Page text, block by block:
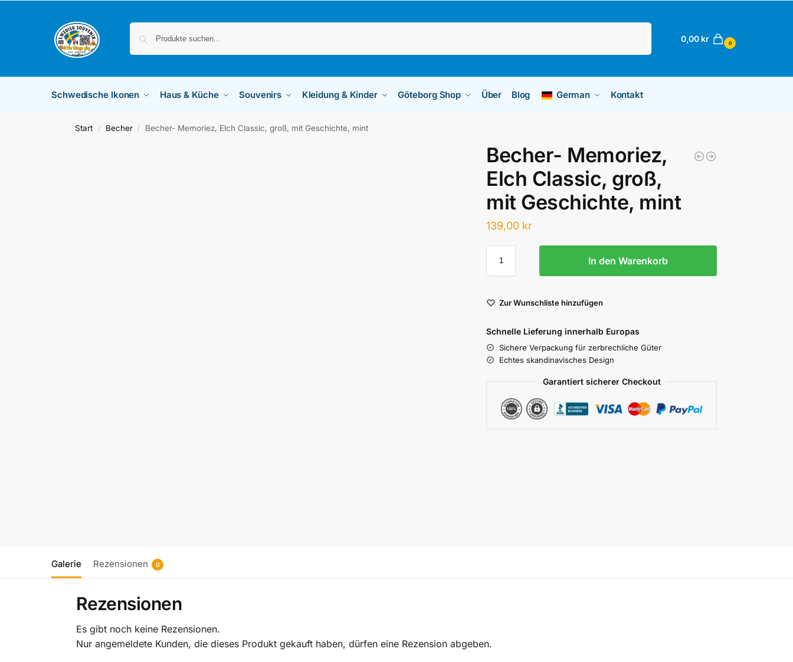
0,00 kr 0
Schwedische Ikonen Haus & Küche Souvenirs Kleidung & Kinder Göteborg Shop Über Blog German Kontakt
Start / Becher / Becher- Memoriez, Elch Classic, groß, mit Geschichte, mint
Becher- Memoriez,
Elch Classic, groß,
mit Geschichte, mint
139,00 kr
In den Warenkorb
Zur Wunschliste hinzufügen
Schnelle Lieferung innerhalb Europas
Sichere Verpackung für zerbrechliche Güter
Echtes skandinavisches Design
Garantiert sicherer Checkout
Galerie Rezensionen 0
Rezensionen
Es gibt noch keine Rezensionen.
Nur angemeldete Kunden, die dieses Produkt gekauft haben, dürfen eine Rezension abgeben.